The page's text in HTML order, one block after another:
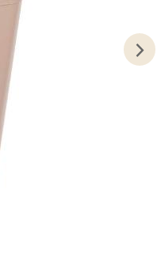
25B, 4611 Kristiansand